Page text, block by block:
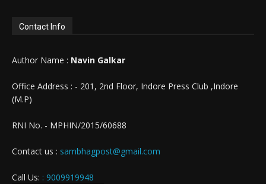
Contact Info
Author Name : Navin Galkar
Office Address : - 201, 2nd Floor, Indore Press Club ,Indore
(M.P)
RNI No. - MPHIN/2015/60688
Contact us : sambhagpost@gmail.com
Call Us: : 9009919948